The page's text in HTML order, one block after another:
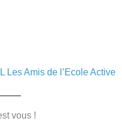
Les Amis de l’Ecole Active
vous !